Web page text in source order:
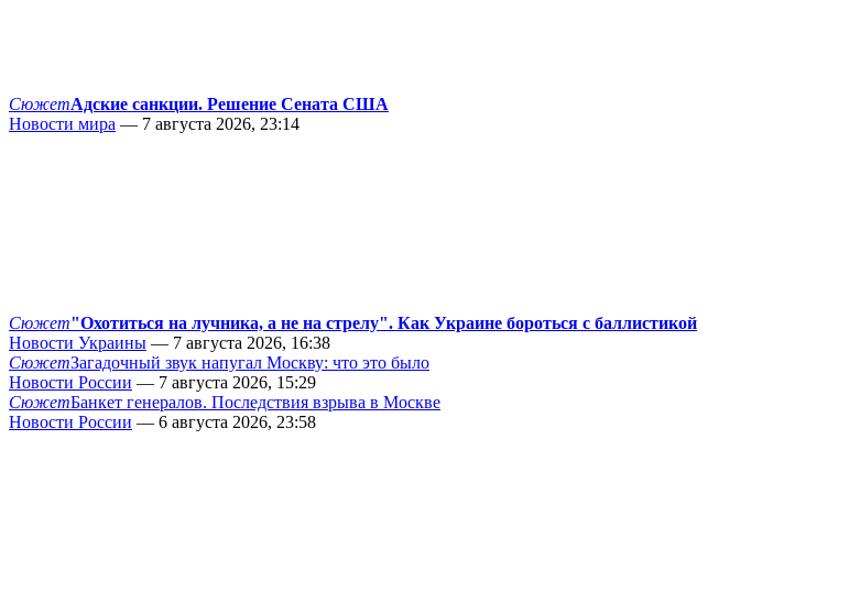
СюжетАдские санкции. Решение Сената США
Новости мира — 7 августа 2026, 23:14
Сюжет"Охотиться на лучника, а не на стрелу". Как Украине бороться с баллистикой
Новости Украины — 7 августа 2026, 16:38
СюжетЗагадочный звук напугал Москву: что это было
Новости России — 7 августа 2026, 15:29
СюжетБанкет генералов. Последствия взрыва в Москве
Новости России — 6 августа 2026, 23:58